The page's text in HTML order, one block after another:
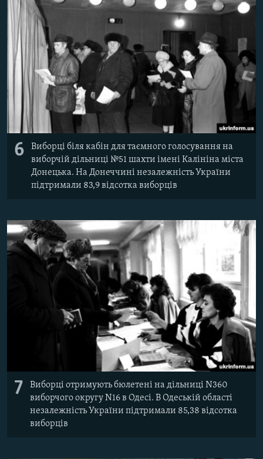
6
Виборці біля кабін для таємного голосування на
виборчій дільниці №51 шахти імені Калініна міста
Донецька. На Донеччині незалежність України
підтримали 83,9 відсотка виборців
7
Виборці отримують бюлетені на дільниці N360
виборчого округу N16 в Одесі. В Одеській області
незалежність України підтримали 85,38 відсотка
виборців